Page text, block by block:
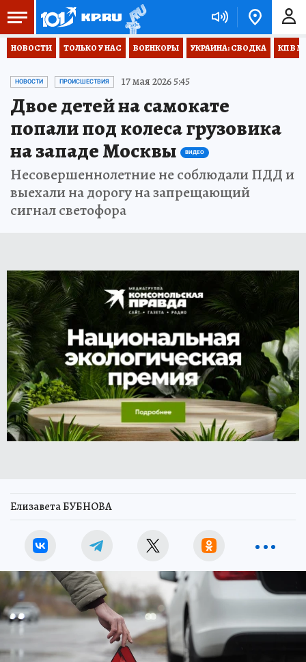
НОВОСТИ ТОЛЬКО У НАС ВОЕНКОРЫ УКРАИНА: СВОДКА КП В
НОВОСТИ ПРОИСШЕСТВИЯ 17 мая 2026 5:45
Двое детей на самокате
попали под колеса грузовика
на западе Москвы
ВИДЕО
Несовершеннолетние не соблюдали ПДД и
выехали на дорогу на запрещающий
сигнал светофора
Елизавета БУБНОВА